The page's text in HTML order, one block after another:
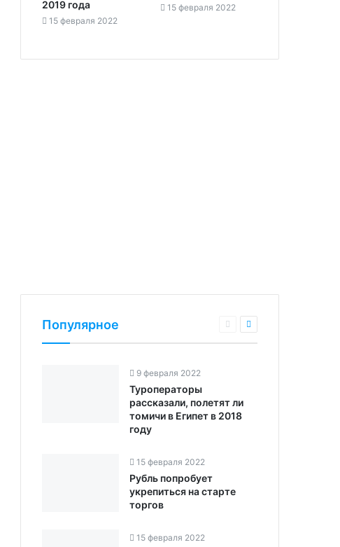
2019 года‍
15 февраля 2022
15 февраля 2022
Популярное
9 февраля 2022
Туроператоры
рассказали, полетят ли
томичи в Египет в 2018
году
15 февраля 2022
Рубль попробует
укрепиться на старте
торгов‍
15 февраля 2022